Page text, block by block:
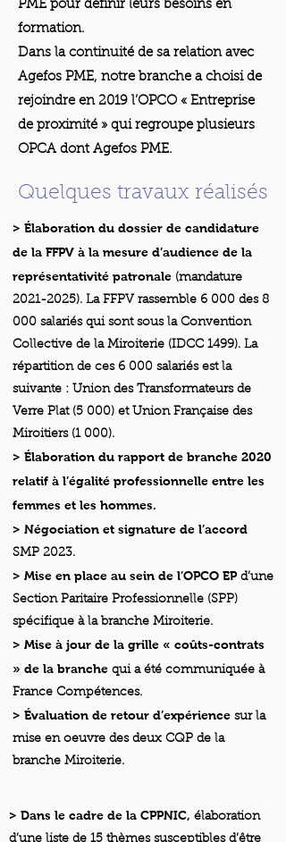
PME pour définir leurs besoins en
formation.
Dans la continuité de sa relation avec
Agefos PME, notre branche a choisi de
rejoindre en 2019 l’OPCO « Entreprise
de proximité » qui regroupe plusieurs
OPCA dont Agefos PME.
Quelques travaux réalisés
> Élaboration du dossier de candidature
de la FFPV à la mesure d’audience de la
représentativité patronale (mandature
2021-2025). La FFPV rassemble 6 000 des 8
000 salariés qui sont sous la Convention
Collective de la Miroiterie (IDCC 1499). La
répartition de ces 6 000 salariés est la
suivante : Union des Transformateurs de
Verre Plat (5 000) et Union Française des
Miroitiers (1 000).
> Élaboration du rapport de branche 2020
relatif à l’égalité professionnelle entre les
femmes et les hommes.
> Négociation et signature de l’accord
SMP 2023.
> Mise en place au sein de l’OPCO EPd’une
Section Paritaire Professionnelle (SPP)
spécifique à la branche Miroiterie.
> Mise à jour de la grille « coûts-contrats
» de la branche qui a été communiquée à
France Compétences.
> Évaluation de retour d’expérience sur la
mise en oeuvre des deux CQP de la
branche Miroiterie.
> Dans le cadre de la CPPNIC, élaboration
d’une liste de 15 thèmes susceptibles d’être